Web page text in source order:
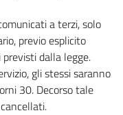
a terzi, solo
previo esplicito
dalla legge.
gli stessi saranno
30. Decorso tale